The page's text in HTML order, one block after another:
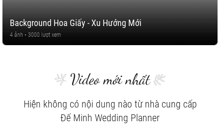
Background Hoa Giấy - Xu Hướng Mới
4 ảnh • 3000 lượt xem
Video mới nhất
Hiện không có nội dung nào từ nhà cung cấp
Đế Minh Wedding Planner